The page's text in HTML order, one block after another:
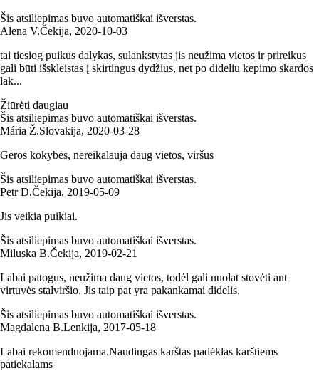
Šis atsiliepimas buvo automatiškai išverstas.
Alena V.Čekija, 2020‑10‑03
tai tiesiog puikus dalykas, sulankstytas jis neužima vietos ir prireikus
gali būti išskleistas į skirtingus dydžius, net po dideliu kepimo skardos
lak...
Žiūrėti daugiau
Šis atsiliepimas buvo automatiškai išverstas.
Mária Ž.Slovakija, 2020‑03‑28
Geros kokybės, nereikalauja daug vietos, viršus
Šis atsiliepimas buvo automatiškai išverstas.
Petr D.Čekija, 2019‑05‑09
Jis veikia puikiai.
Šis atsiliepimas buvo automatiškai išverstas.
Miluska B.Čekija, 2019‑02‑21
Labai patogus, neužima daug vietos, todėl gali nuolat stovėti ant
virtuvės stalviršio. Jis taip pat yra pakankamai didelis.
Šis atsiliepimas buvo automatiškai išverstas.
Magdalena B.Lenkija, 2017‑05‑18
Labai rekomenduojama.Naudingas karštas padėklas karštiems
patiekalams